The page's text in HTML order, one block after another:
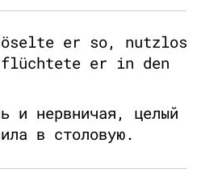
er so, nutzlos
flüchtete er in den
и нервничая, целый
в столовую.